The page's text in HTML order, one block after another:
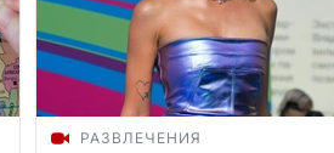
РАЗВЛЕЧЕНИЯ